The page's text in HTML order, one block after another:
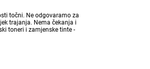
točni. Ne odgovaramo za
trajanja. Nema čekanja i
toneri i zamjenske tinte -